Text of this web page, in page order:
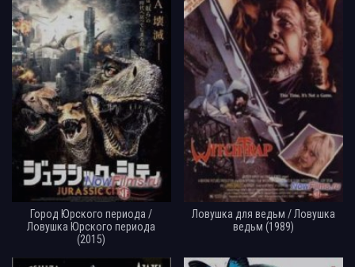
Город Юрского периода /
Ловушка Юрского периода
(2015)
Ловушка для ведьм / Ловушка
ведьм (1989)